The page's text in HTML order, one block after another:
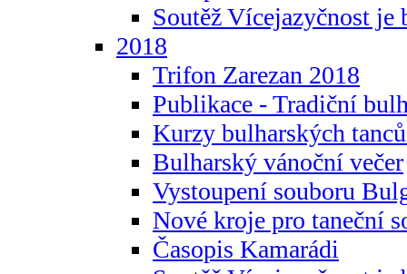
Soutěž Vícejazyčnost je
2018
Trifon Zarezan 2018
Publikace - Tradiční
Kurzy bulharských
Bulharský vánoční večer
Vystoupení souboru
Nové kroje pro taneční
Časopis Kamarádi